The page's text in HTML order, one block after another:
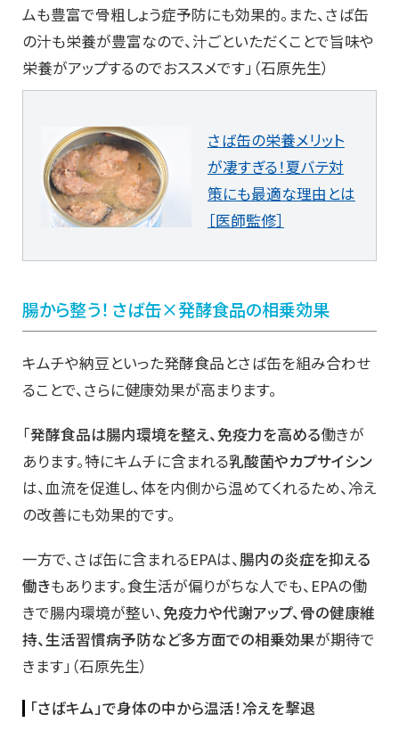
ムも豊富で骨粗しょう症予防にも効果的。また、さば缶
の汁も栄養が豊富なので、汁ごといただくことで旨味や
栄養がアップするのでおススメです」（石原先生）
さば缶の栄養メリット
が凄すぎる！夏バテ対
策にも最適な理由とは
［医師監修］
腸から整う！ さば缶×発酵食品の相乗効果
キムチや納豆といった発酵食品とさば缶を組み合わせ
ることで、さらに健康効果が高まります。
「発酵食品は腸内環境を整え、免疫力を高める働きが
あります。特にキムチに含まれる乳酸菌やカプサイシン
は、血流を促進し、体を内側から温めてくれるため、冷え
の改善にも効果的です。
一方で、さば缶に含まれるEPAは、腸内の炎症を抑える
働きもあります。食生活が偏りがちな人でも、EPAの働
きで腸内環境が整い、免疫力や代謝アップ、骨の健康維
持、生活習慣病予防など多方面での相乗効果が期待で
きます」（石原先生）
「さばキム」で身体の中から温活！冷えを撃退